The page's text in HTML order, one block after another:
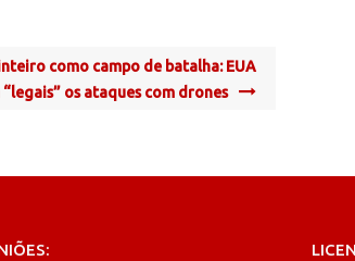
como campo de batalha: EUA
os ataques com drones